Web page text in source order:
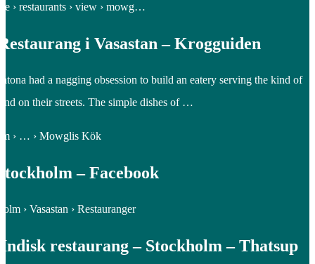
› restaurants › view › mowg…
i Vasastan – Krogguiden
had a nagging obsession to build an eatery serving the kind of
on their streets. The simple dishes of …
› … › Mowglis Kök
– Facebook
› Vasastan › Restauranger
restaurang – Stockholm – Thatsup